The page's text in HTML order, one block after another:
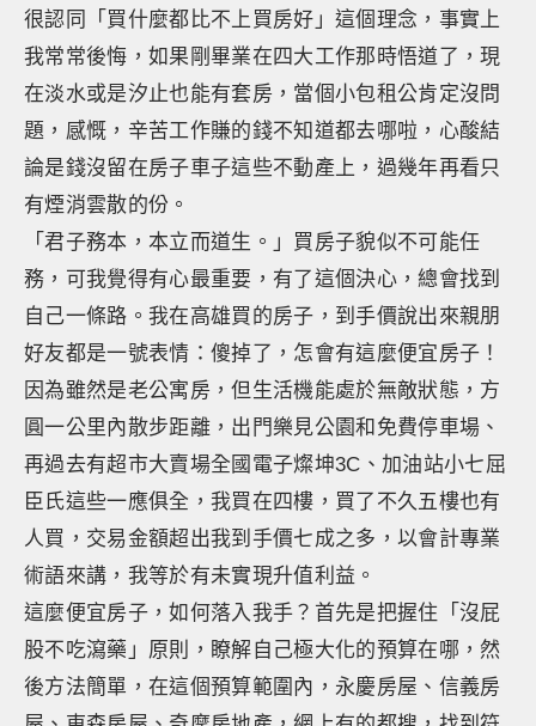
很認同「買什麼都比不上買房好」這個理念，事實上
我常常後悔，如果剛畢業在四大工作那時悟道了，現
在淡水或是汐止也能有套房，當個小包租公肯定沒問
題，感慨，辛苦工作賺的錢不知道都去哪啦，心酸結
論是錢沒留在房子車子這些不動產上，過幾年再看只
有煙消雲散的份。
「君子務本，本立而道生。」買房子貌似不可能任
務，可我覺得有心最重要，有了這個決心，總會找到
自己一條路。我在高雄買的房子，到手價說出來親朋
好友都是一號表情：傻掉了，怎會有這麼便宜房子！
因為雖然是老公寓房，但生活機能處於無敵狀態，方
圓一公里內散步距離，出門樂見公園和免費停車場、
再過去有超市大賣場全國電子燦坤3C、加油站小七屈
臣氏這些一應俱全，我買在四樓，買了不久五樓也有
人買，交易金額超出我到手價七成之多，以會計專業
術語來講，我等於有未實現升值利益。
這麼便宜房子，如何落入我手？首先是把握住「沒屁
股不吃瀉藥」原則，瞭解自己極大化的預算在哪，然
後方法簡單，在這個預算範圍內，永慶房屋、信義房